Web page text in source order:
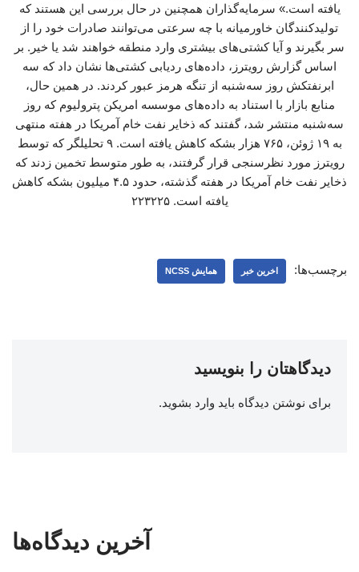
یافته است.» سرمایه‌گذاران همچنین در حال بررسی این هستند که
تولیدکنندگان خاورمیانه با چه سرعتی می‌توانند صادرات خود را از
سر بگیرند و آیا کشتی‌های بیشتری وارد منطقه خواهند شد یا خیر. بر
اساس گزارش رویترز، داده‌های ردیابی کشتی‌ها نشان داد که سه
ابرنفتکش روز سه‌شنبه از تنگه هرمز عبور کردند. در همین حال،
منابع بازار با استناد به داده‌های موسسه امریکن پترولیوم که روز
سه‌شنبه منتشر شد، گفتند که ذخایر نفت خام آمریکا در هفته منتهی
به ۱۹ ژوئن، ۷۶۵ هزار بشکه کاهش یافته است. ۹ تحلیلگر که توسط
رویترز مورد نظرسنجی قرار گرفتند، به طور متوسط تخمین زدند که
ذخایر نفت خام آمریکا در هفته گذشته، حدود ۴.۵ میلیون بشکه کاهش
یافته است. ۲۲۳۲۲۵
برچسب‌ها: اخرین خبر همایش NCSS
دیدگاهتان را بنویسید
برای نوشتن دیدگاه باید وارد بشوید.
آخرین دیدگاه‌ها